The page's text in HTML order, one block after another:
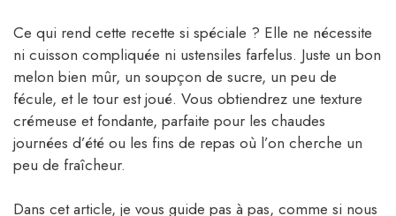
Ce qui rend cette recette si spéciale ? Elle ne nécessite
ni cuisson compliquée ni ustensiles farfelus. Juste un bon
melon bien mûr, un soupçon de sucre, un peu de
fécule, et le tour est joué. Vous obtiendrez une texture
crémeuse et fondante, parfaite pour les chaudes
journées d’été ou les fins de repas où l’on cherche un
peu de fraîcheur.
Dans cet article, je vous guide pas à pas, comme si nous